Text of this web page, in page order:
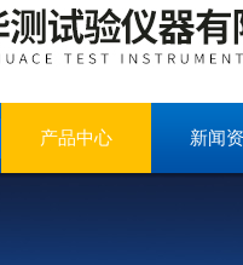
产品中心 新闻